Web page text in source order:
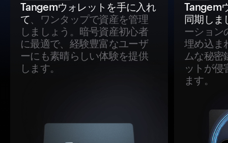
Tangemウォレットを手に入れ
て、ワンタップで資産を管理
しましょう。暗号資産初心者
に最適で、経験豊富なユーザ
ーにも素晴らしい体験を提供
します。
Tangem
同期しま
ーション
埋め込ま
ムな秘密
ットが侵
ます。